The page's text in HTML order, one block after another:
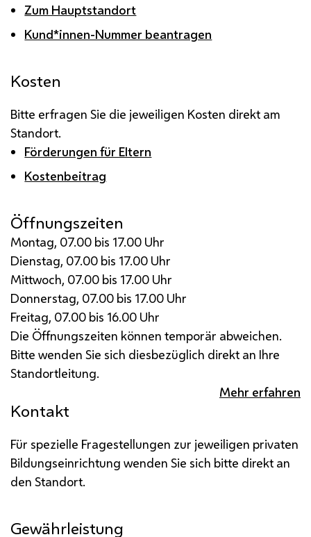
Zum Hauptstandort
Kund*innen-Nummer beantragen
Kosten
Bitte erfragen Sie die jeweiligen Kosten direkt am
Standort.
Förderungen für Eltern
Kostenbeitrag
Öffnungszeiten
Montag, 07.00 bis 17.00 Uhr
Dienstag, 07.00 bis 17.00 Uhr
Mittwoch, 07.00 bis 17.00 Uhr
Donnerstag, 07.00 bis 17.00 Uhr
Freitag, 07.00 bis 16.00 Uhr
Die Öffnungszeiten können temporär abweichen.
Bitte wenden Sie sich diesbezüglich direkt an Ihre
Standortleitung.
Mehr erfahren
Kontakt
Für spezielle Fragestellungen zur jeweiligen privaten
Bildungseinrichtung wenden Sie sich bitte direkt an
den Standort.
Gewährleistung